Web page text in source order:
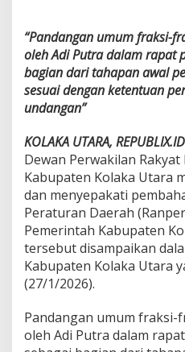
i
P
e
m
b
a
s
a
n
T
i
g
a
R
a
e
r
d
“Pandangan umum fraksi-
oleh Adi Putra dalam rapat
bagian dari tahapan awal
sesuai dengan ketentuan
undangan”
KOLAKA UTARA, REPUBLIX.ID
Dewan Perwakilan Rakyat
Kabupaten Kolaka Utara
dan menyepakati
Peraturan Daerah
Pemerintah Kabupaten
tersebut disampaikan
Kabupaten Kolaka Utara
(27/1/2026).
Pandangan umum fraksi-
oleh Adi Putra dalam